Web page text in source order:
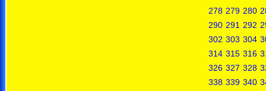
278 279 280
290 291 292
302 303 304
314 315 316
326 327 328
338 339 340